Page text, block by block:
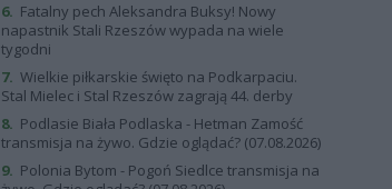
6. Fatalny pech Aleksandra Buksy! Nowy
napastnik Stali Rzeszów wypada na wiele
tygodni
7. Wielkie piłkarskie święto na Podkarpaciu.
Stal Mielec i Stal Rzeszów zagrają 44. derby
8. Podlasie Biała Podlaska - Hetman Zamość
transmisja na żywo. Gdzie oglądać? (07.08.2026)
9. Polonia Bytom - Pogoń Siedlce transmisja na